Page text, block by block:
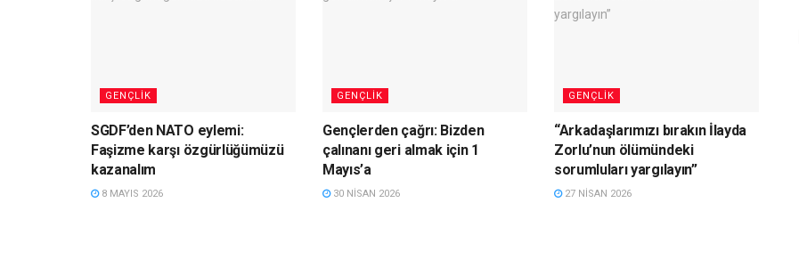
GENÇLIK
SGDF’den NATO eylemi:
Faşizme karşı özgürlüğümüzü
kazanalım
8 MAYIS 2026
GENÇLIK
Gençlerden çağrı: Bizden
çalınanı geri almak için 1
Mayıs’a
30 NISAN 2026
GENÇLIK
“Arkadaşlarımızı bırakın İlayda
Zorlu’nun ölümündeki
sorumluları yargılayın”
27 NISAN 2026